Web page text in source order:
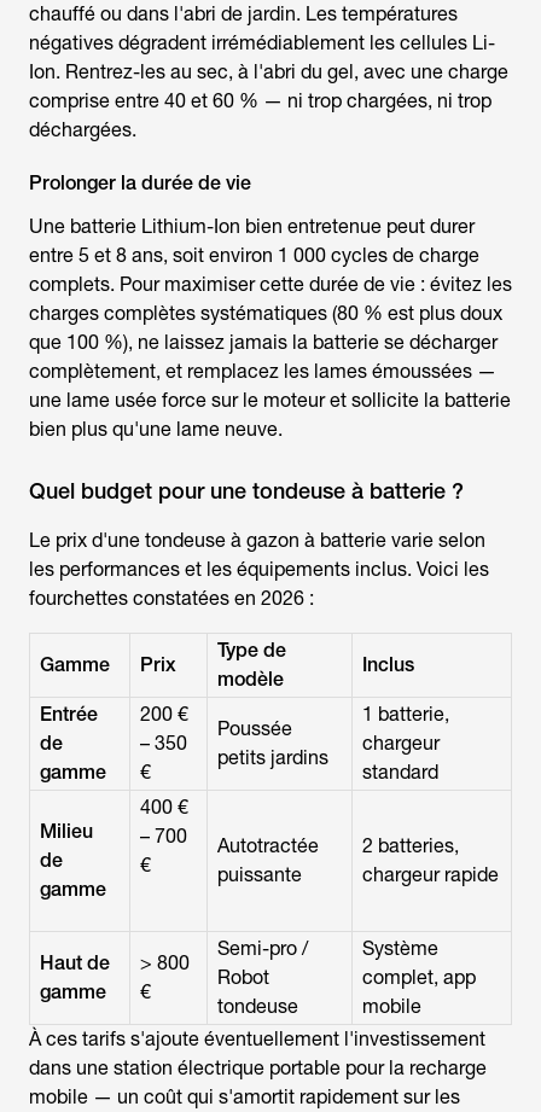
chauffé ou dans l'abri de jardin. Les températures
négatives dégradent irrémédiablement les cellules Li-
Ion. Rentrez-les au sec, à l'abri du gel, avec une charge
comprise entre 40 et 60 % — ni trop chargées, ni trop
déchargées.
Prolonger la durée de vie
Une batterie Lithium-Ion bien entretenue peut durer
entre 5 et 8 ans, soit environ 1 000 cycles de charge
complets. Pour maximiser cette durée de vie : évitez les
charges complètes systématiques (80 % est plus doux
que 100 %), ne laissez jamais la batterie se décharger
complètement, et remplacez les lames émoussées —
une lame usée force sur le moteur et sollicite la batterie
bien plus qu'une lame neuve.
Quel budget pour une tondeuse à batterie ?
Le prix d'une tondeuse à gazon à batterie varie selon
les performances et les équipements inclus. Voici les
fourchettes constatées en 2026 :
Gamme Prix
Type de
modèle
Inclus
Entrée
de
gamme
200 €
– 350
€
Poussée
petits jardins
1 batterie,
chargeur
standard
Milieu
de
gamme
400 €
– 700
€
Autotractée
puissante
2 batteries,
chargeur rapide
Haut de
gamme
> 800
€
Semi-pro /
Robot
tondeuse
Système
complet, app
mobile
À ces tarifs s'ajoute éventuellement l'investissement
dans une station électrique portable pour la recharge
mobile — un coût qui s'amortit rapidement sur les